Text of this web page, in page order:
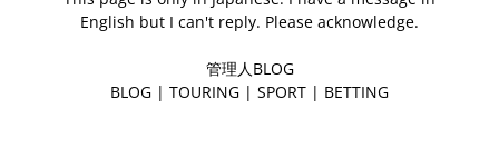
English but I can't reply. Please acknowledge.
管理人BLOG
BLOG | TOURING | SPORT | BETTING